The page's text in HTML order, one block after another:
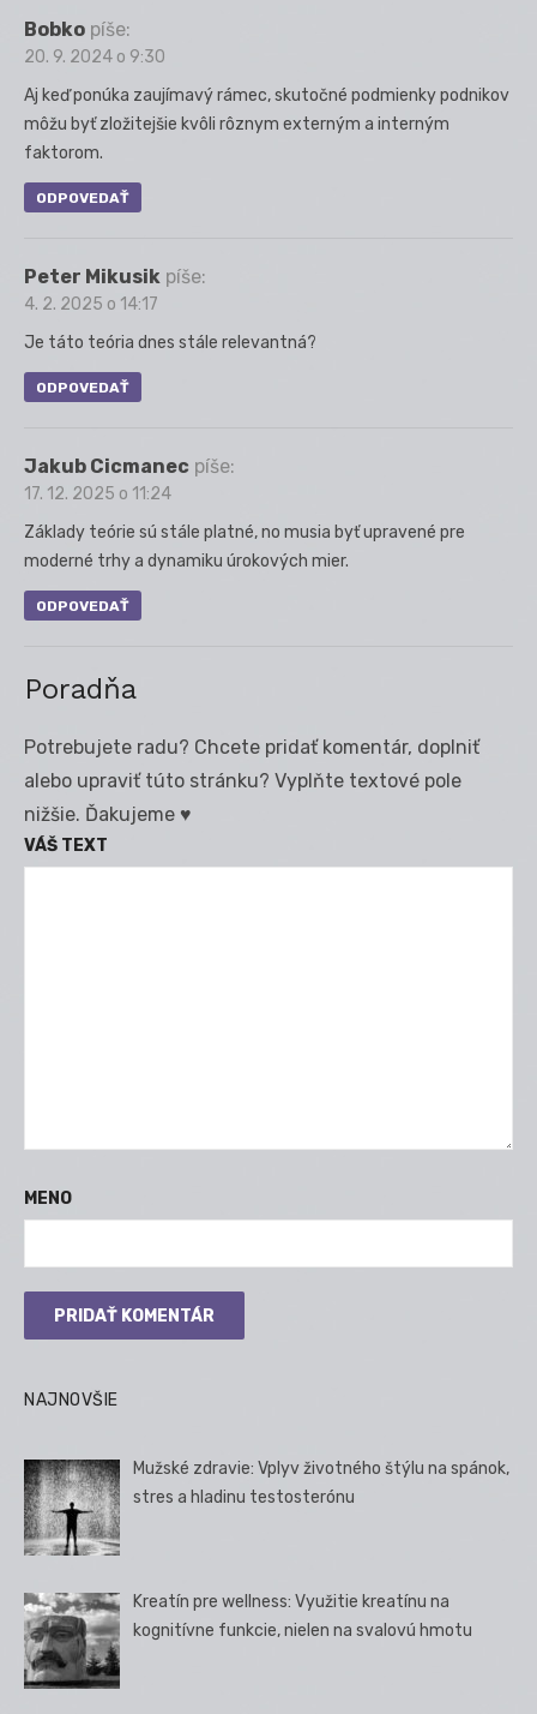
Bobko píše:
20. 9. 2024 o 9:30
Aj keď ponúka zaujímavý rámec, skutočné podmienky podnikov
môžu byť zložitejšie kvôli rôznym externým a interným
faktorom.
ODPOVEDAŤ
Peter Mikusik píše:
4. 2. 2025 o 14:17
Je táto teória dnes stále relevantná?
ODPOVEDAŤ
Jakub Cicmanec píše:
17. 12. 2025 o 11:24
Základy teórie sú stále platné, no musia byť upravené pre
moderné trhy a dynamiku úrokových mier.
ODPOVEDAŤ
Poradňa
Potrebujete radu? Chcete pridať komentár, doplniť
alebo upraviť túto stránku? Vyplňte textové pole
nižšie. Ďakujeme ♥
VÁŠ TEXT
MENO
NAJNOVŠIE
Mužské zdravie: Vplyv životného štýlu na spánok,
stres a hladinu testosterónu
Kreatín pre wellness: Využitie kreatínu na
kognitívne funkcie, nielen na svalovú hmotu